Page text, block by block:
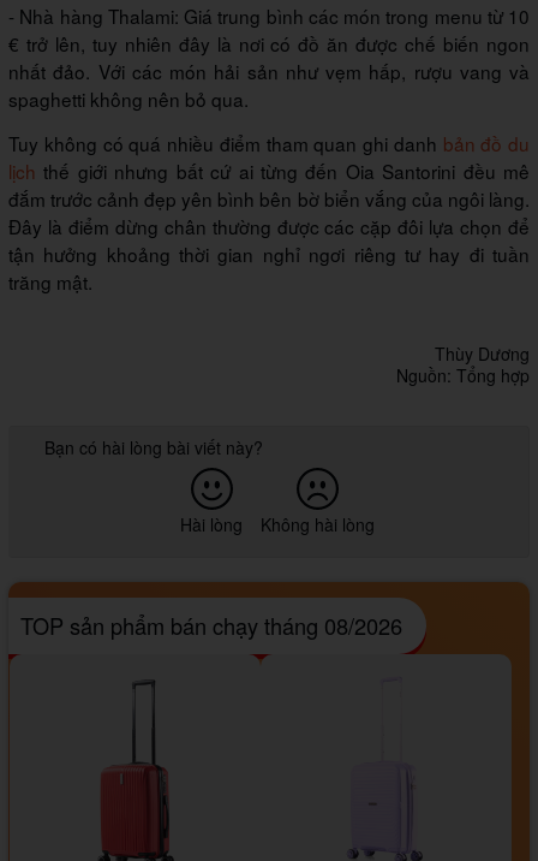
- Nhà hàng Thalami: Giá trung bình các món trong menu từ 10
€ trở lên, tuy nhiên đây là nơi có đồ ăn được chế biến ngon
nhất đảo. Với các món hải sản như vẹm hấp, rượu vang và
spaghetti không nên bỏ qua.
Tuy không có quá nhiều điểm tham quan ghi danh bản đồ du
lịch thế giới nhưng bất cứ ai từng đến Oia Santorini đều mê
đắm trước cảnh đẹp yên bình bên bờ biển vắng của ngôi làng.
Đây là điểm dừng chân thường được các cặp đôi lựa chọn để
tận hưởng khoảng thời gian nghỉ ngơi riêng tư hay đi tuần
trăng mật.
Thùy Dương
Nguồn: Tổng hợp
Bạn có hài lòng bài viết này?
Hài lòng Không hài lòng
TOP sản phẩm bán chạy tháng 08/2026